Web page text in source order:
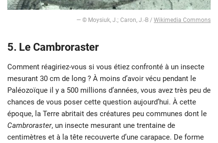
— © Moysiuk, J.; Caron, J.-B / Wikimedia Commons
5. Le Cambroraster
Comment réagiriez-vous si vous étiez confronté à un insecte
mesurant 30 cm de long ? À moins d’avoir vécu pendant le
Paléozoïque il y a 500 millions d’années, vous avez très peu de
chances de vous poser cette question aujourd’hui. À cette
époque, la Terre abritait des créatures peu communes dont le
Cambroraster, un insecte mesurant une trentaine de
centimètres et à la tête recouverte d’une carapace. De forme